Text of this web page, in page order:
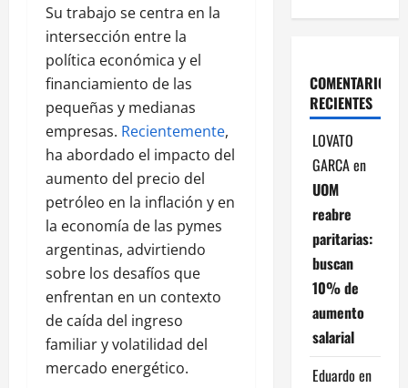
Su trabajo se centra en la
intersección entre la
política económica y el
financiamiento de las
pequeñas y medianas
empresas. Recientemente,
ha abordado el impacto del
aumento del precio del
petróleo en la inflación y en
la economía de las pymes
argentinas, advirtiendo
sobre los desafíos que
enfrentan en un contexto
de caída del ingreso
familiar y volatilidad del
mercado energético.
COMENTARIOS
RECIENTES
LOVATO
GARCAen
UOM
reabre
paritarias:
buscan
10% de
aumento
salarial
Eduardo en